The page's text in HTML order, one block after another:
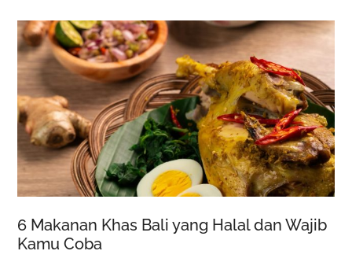
6 Makanan Khas Bali yang Halal dan Wajib
Kamu Coba